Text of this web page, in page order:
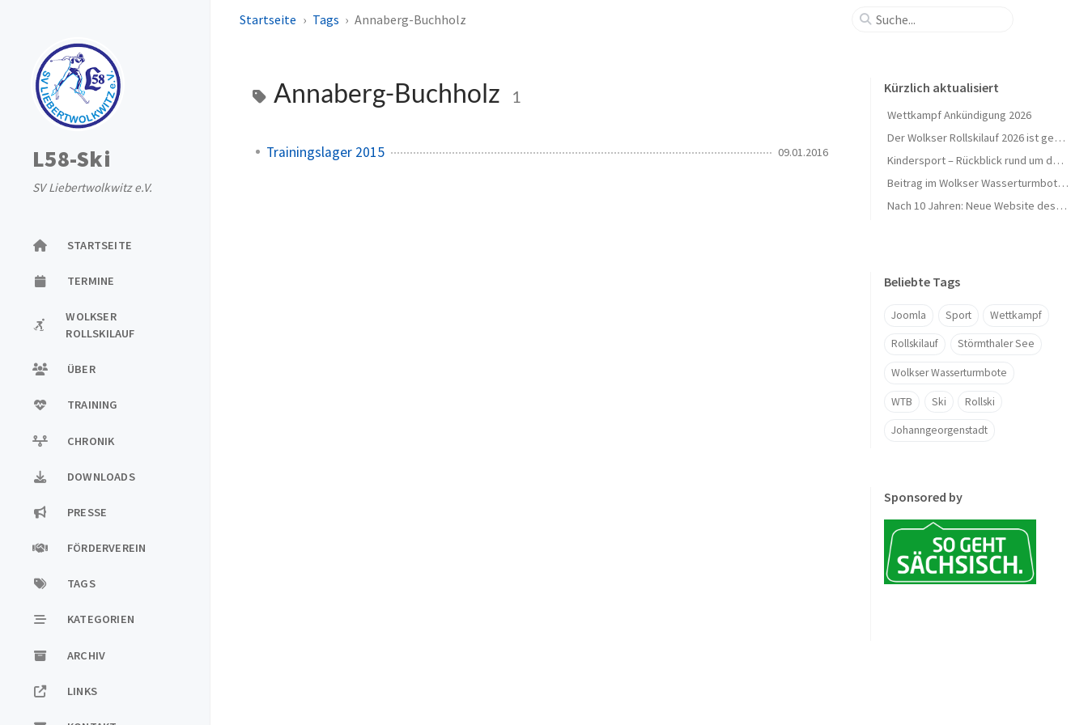
L58-Ski
SV Liebertwolkwitz e.V.
STARTSEITE
TERMINE
WOLKSER
ROLLSKILAUF
ÜBER
TRAINING
CHRONIK
DOWNLOADS
PRESSE
FÖRDERVEREIN
TAGS
KATEGORIEN
ARCHIV
LINKS
Startseite Tags Annaberg-Buchholz
Annaberg-Buchholz 1
Trainingslager 2015 09.01.2016
Kürzlich aktualisiert
Wettkampf Ankündigung 2026
Der Wolkser Rollskilauf 2026 ist geschafft – Ein herzliches Dankeschön!
Kindersport – Rückblick rund um den Herbst 🍁
Beitrag im Wolkser Wasserturmbote (Ausgabe 2025/09)
Nach 10 Jahren: Neue Website des L58-Ski geht online 🎉
Beliebte Tags
Joomla Sport Wettkampf
Rollskilauf Störmthaler See
Wolkser Wasserturmbote
WTB Ski Rollski
Johanngeorgenstadt
Sponsored by